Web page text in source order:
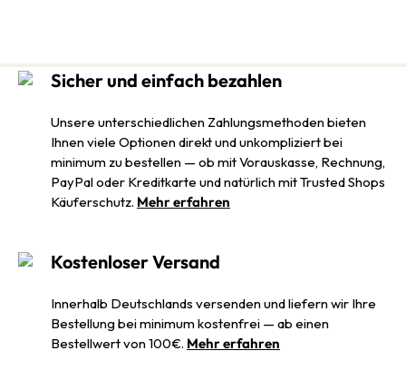
Sicher und einfach bezahlen
Unsere unterschiedlichen Zahlungsmethoden bieten
Ihnen viele Optionen direkt und unkompliziert bei
minimum zu bestellen — ob mit Vorauskasse, Rechnung,
PayPal oder Kreditkarte und natürlich mit Trusted Shops
Käuferschutz. Mehr erfahren
Kostenloser Versand
Innerhalb Deutschlands versenden und liefern wir Ihre
Bestellung bei minimum kostenfrei — ab einen
Bestellwert von 100€. Mehr erfahren